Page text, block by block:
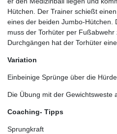
Hütchen. Der Trainer schießt
eines der beiden Jumbo-Hütchen.
muss der Torhüter per
Durchgängen hat der Torhüter
Variation
Einbeinige Sprünge über die
Die Übung mit der Gewichtsweste
Coaching- Tipps
Sprungkraft